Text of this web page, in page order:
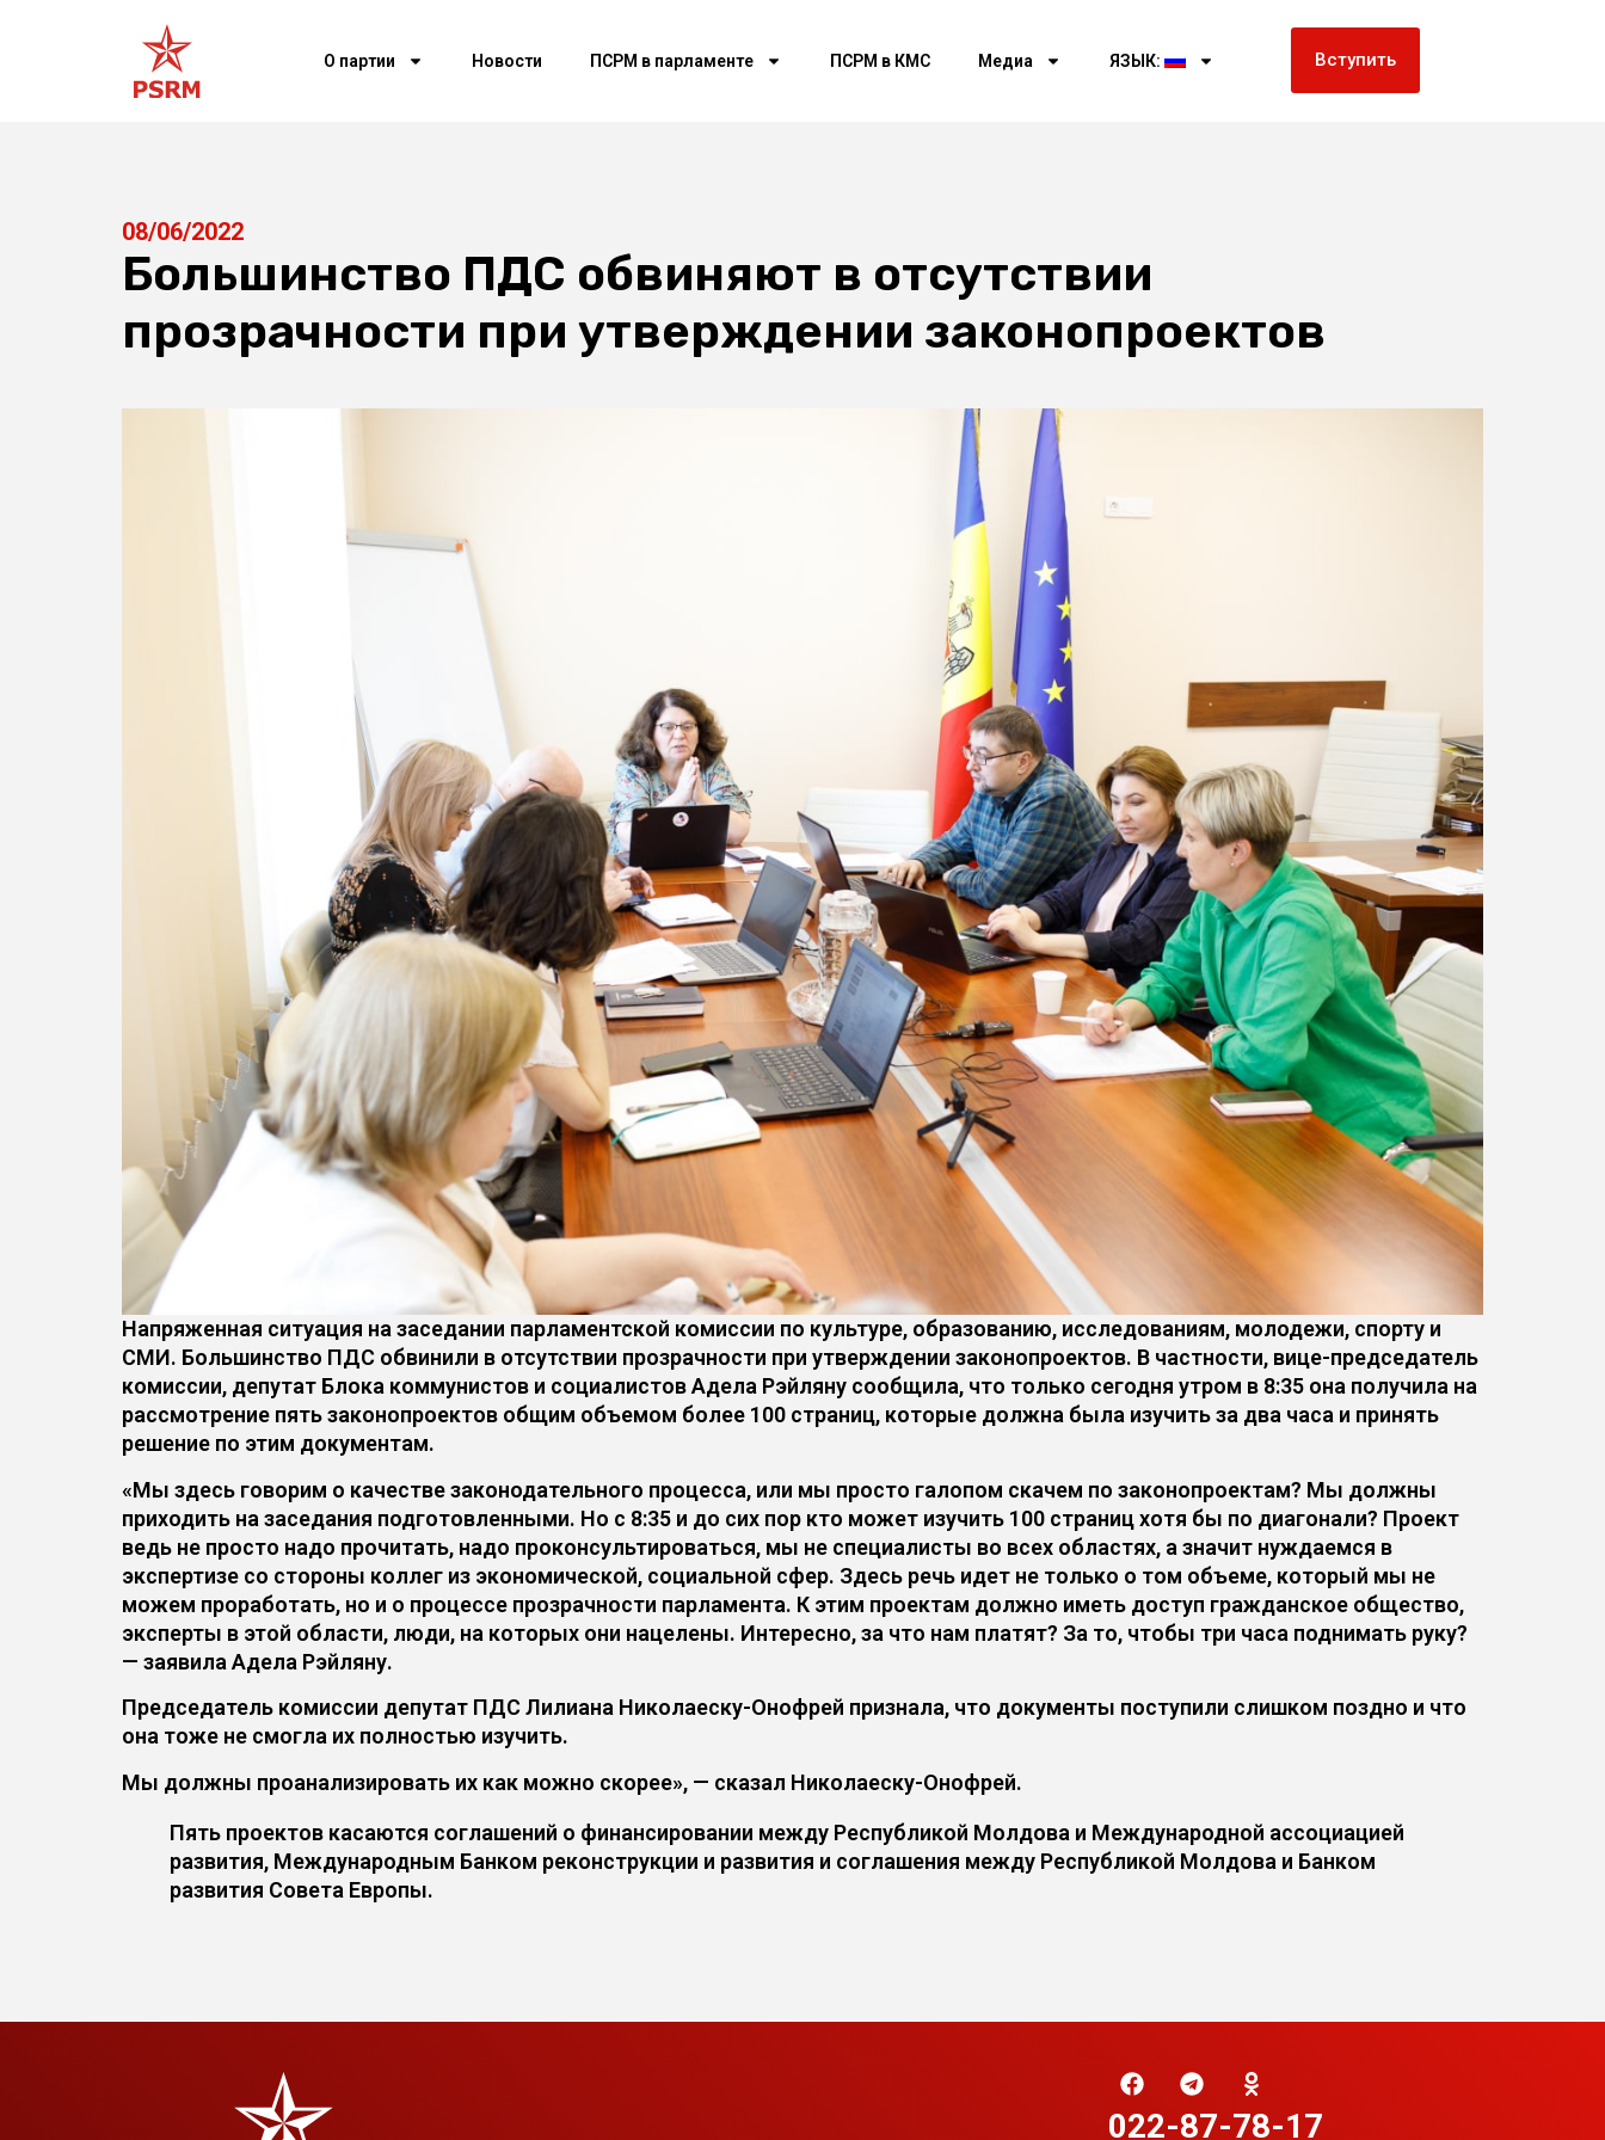
О партии Новости ПСРМ в парламенте ПСРМ в КМС Медиа ЯЗЫК: Вступить
08/06/2022
Большинство ПДС обвиняют в отсутствии
прозрачности при утверждении законопроектов
Напряженная ситуация на заседании парламентской комиссии по культуре, образованию, исследованиям, молодежи, спорту и
СМИ. Большинство ПДС обвинили в отсутствии прозрачности при утверждении законопроектов. В частности, вице-председатель
комиссии, депутат Блока коммунистов и социалистов Адела Рэйляну сообщила, что только сегодня утром в 8:35 она получила на
рассмотрение пять законопроектов общим объемом более 100 страниц, которые должна была изучить за два часа и принять
решение по этим документам.
«Мы здесь говорим о качестве законодательного процесса, или мы просто галопом скачем по законопроектам? Мы должны
приходить на заседания подготовленными. Но с 8:35 и до сих пор кто может изучить 100 страниц хотя бы по диагонали? Проект
ведь не просто надо прочитать, надо проконсультироваться, мы не специалисты во всех областях, а значит нуждаемся в
экспертизе со стороны коллег из экономической, социальной сфер. Здесь речь идет не только о том объеме, который мы не
можем проработать, но и о процессе прозрачности парламента. К этим проектам должно иметь доступ гражданское общество,
эксперты в этой области, люди, на которых они нацелены. Интересно, за что нам платят? За то, чтобы три часа поднимать руку?
— заявила Адела Рэйляну.
Председатель комиссии депутат ПДС Лилиана Николаеску-Онофрей признала, что документы поступили слишком поздно и что
она тоже не смогла их полностью изучить.
Мы должны проанализировать их как можно скорее», — сказал Николаеску-Онофрей.
Пять проектов касаются соглашений о финансировании между Республикой Молдова и Международной ассоциацией
развития, Международным Банком реконструкции и развития и соглашения между Республикой Молдова и Банком
развития Совета Европы.
022-87-78-17